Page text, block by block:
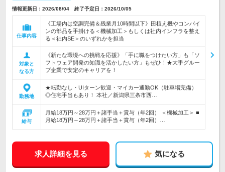
情報更新日：2026/08/04 終了予定日：2026/10/05
仕事内容
《工場内は空調完備＆残業月10時間以下》田植え機やコンバイ
ンの部品を手掛ける＜機械加工＞もしくは社内インフラを整え
る＜社内SE＞のいずれかを担当
対象と
なる方
《新たな環境への挑戦を応援》「手に職をつけたい方」も「ソ
フトウェア開発の知識を活かしたい方」もぜひ！★大手グルー
プ企業で安定のキャリアを！
勤務地
★転勤なし・UIターン歓迎・マイカー通勤OK（駐車場完備）
◎住宅手当もあり！ 本社／新潟県三条市西…
給与
月給18万円～28万円＋諸手当＋賞与（年2回） ＜機械加工＞ ■
月給18万円～28万円＋諸手当＋賞与（年2回）…
求人詳細を見る 気になる